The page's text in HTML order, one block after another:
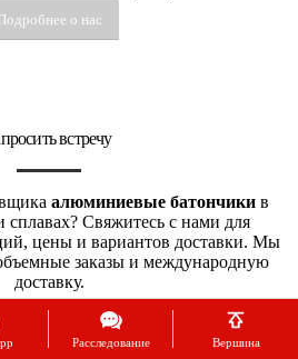
о нас
встречу
алюминиевые батончики в
сплавах? Свяжитесь с нами для
цены и вариантов доставки. Мы
заказы и международную
доставку.
Расследование Вершина